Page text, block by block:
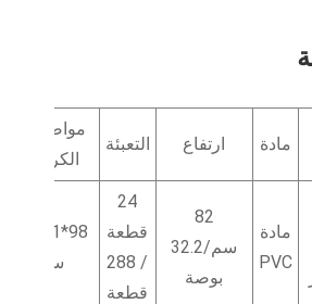
مادة ارتفاع التعبئة
مواصفات
الكرتون
مادة
PVC
82
سم/32.2
بوصة
24
قطعة
/ 288
قطعة
سم